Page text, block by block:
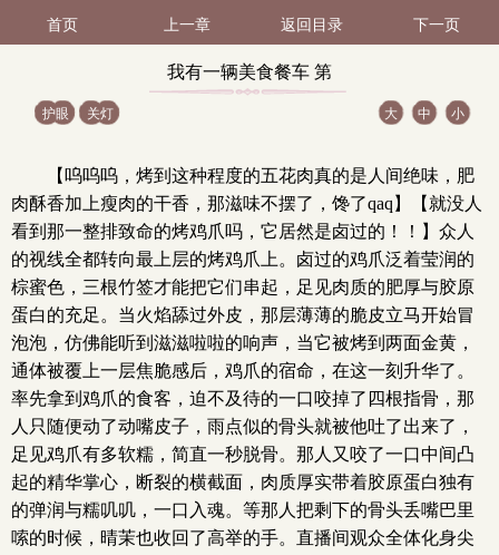
首页 上一章 返回目录 下一页
我有一辆美食餐车 第
护眼 关灯 大 中 小
【呜呜呜，烤到这种程度的五花肉真的是人间绝味，肥
肉酥香加上瘦肉的干香，那滋味不摆了，馋了qaq】【就没人
看到那一整排致命的烤鸡爪吗，它居然是卤过的！！】众人
的视线全都转向最上层的烤鸡爪上。卤过的鸡爪泛着莹润的
棕蜜色，三根竹签才能把它们串起，足见肉质的肥厚与胶原
蛋白的充足。当火焰舔过外皮，那层薄薄的脆皮立马开始冒
泡泡，仿佛能听到滋滋啦啦的响声，当它被烤到两面金黄，
通体被覆上一层焦脆感后，鸡爪的宿命，在这一刻升华了。
率先拿到鸡爪的食客，迫不及待的一口咬掉了四根指骨，那
人只随便动了动嘴皮子，雨点似的骨头就被他吐了出来了，
足见鸡爪有多软糯，简直一秒脱骨。那人又咬了一口中间凸
起的精华掌心，断裂的横截面，肉质厚实带着胶原蛋白独有
的弹润与糯叽叽，一口入魂。等那人把剩下的骨头丢嘴巴里
嗦的时候，晴茉也收回了高举的手。直播间观众全体化身尖